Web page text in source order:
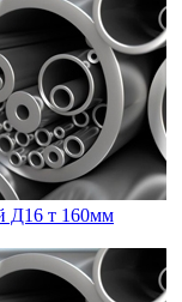
Д16 т 160мм